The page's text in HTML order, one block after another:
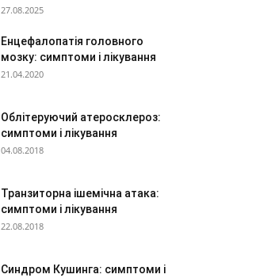
27.08.2025
Енцефалопатія головного
мозку: симптоми і лікування
21.04.2020
Облітеруючий атеросклероз:
симптоми і лікування
04.08.2018
Транзиторна ішемічна атака:
симптоми і лікування
22.08.2018
Синдром Кушинга: симптоми і